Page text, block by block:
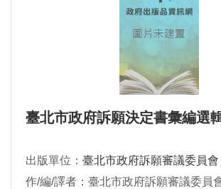
臺北市政府訴願決定書彙編選
出版單位： 臺北市政府訴願審議委員會
作/編/譯者：臺北市政府訴願審議委員